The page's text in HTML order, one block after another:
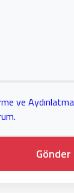
ve